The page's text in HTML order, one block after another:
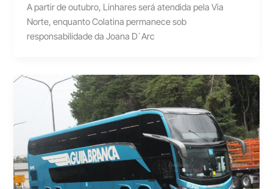
A partir de outubro, Linhares será atendida pela Via
Norte, enquanto Colatina permanece sob
responsabilidade da Joana D´Arc